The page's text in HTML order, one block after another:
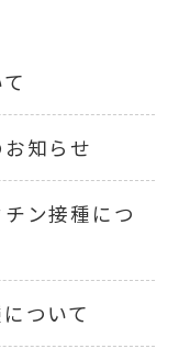
知らせ
ン接種につ
ついて